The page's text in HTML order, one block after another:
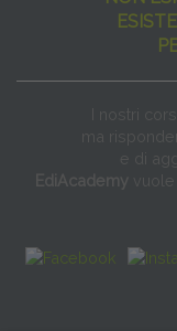
I nostri
ma
e di
EdiAcademy